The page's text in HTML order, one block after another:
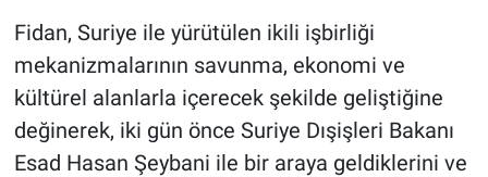
Fidan, Suriye ile yürütülen ikili işbirliği
mekanizmalarının savunma, ekonomi ve
kültürel alanlarla içerecek şekilde geliştiğine
değinerek, iki gün önce Suriye Dışişleri Bakanı
Esad Hasan Şeybani ile bir araya geldiklerini ve